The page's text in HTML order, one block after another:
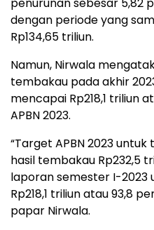
penurunan sebesar 5,82
dengan periode yang
Rp134,65 triliun.
Namun, Nirwala
tembakau pada akhir
mencapai Rp218,1 triliun
APBN 2023.
“Target APBN 2023
hasil tembakau Rp232,5
laporan semester I-2023
Rp218,1 triliun atau 93,8
papar Nirwala.